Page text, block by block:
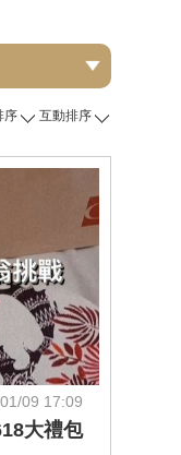
序 互動排序
09 17:09
大禮包